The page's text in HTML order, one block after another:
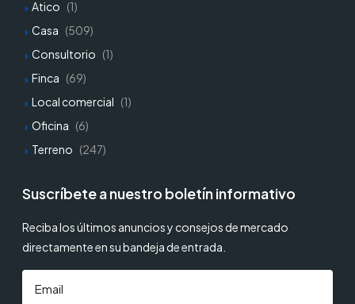
Atico (1)
Casa (509)
Consultorio (1)
Finca (69)
Local comercial (1)
Oficina (6)
Terreno (247)
Suscríbete a nuestro boletín informativo
Reciba los últimos anuncios y consejos de mercado
directamente en su bandeja de entrada.